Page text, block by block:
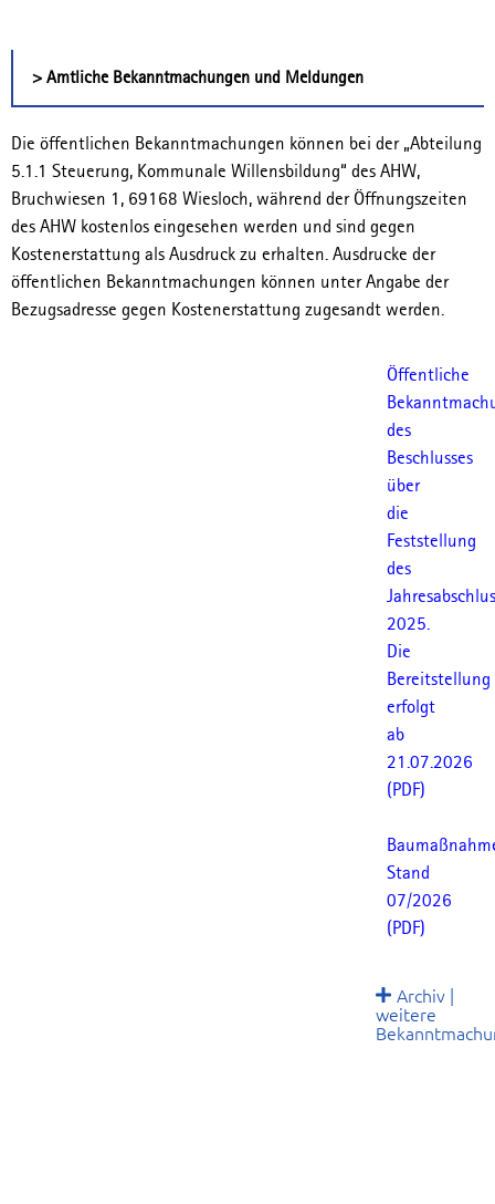
> Amtliche Bekanntmachungen und Meldungen
Die öffentlichen Bekanntmachungen können bei der „Abteilung
5.1.1 Steuerung, Kommunale Willensbildung“ des AHW,
Bruchwiesen 1, 69168 Wiesloch, während der Öffnungszeiten
des AHW kostenlos eingesehen werden und sind gegen
Kostenerstattung als Ausdruck zu erhalten. Ausdrucke der
öffentlichen Bekanntmachungen können unter Angabe der
Bezugsadresse gegen Kostenerstattung zugesandt werden.
Öffentliche
des
Beschlusses
über
die
Feststellung
des
2025.
Die
Bereitstellung
erfolgt
ab
21.07.2026
(PDF)
Stand
07/2026
(PDF)
Archiv |
weitere